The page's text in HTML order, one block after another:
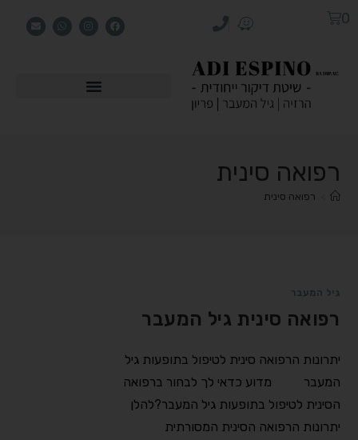
0
רפואה סינית
רפואה סינית
גיל המעבר
רפואה סינית גיל המעבר
יתרונות הרפואה סינית לטיפול בתופעות גיל
המעבר מדוע כדאי לך לבחור ברפואה
הסינית לטיפול בתופעות גיל המעבר?להלן
יתרונות הרפואה הסינית המסורתית